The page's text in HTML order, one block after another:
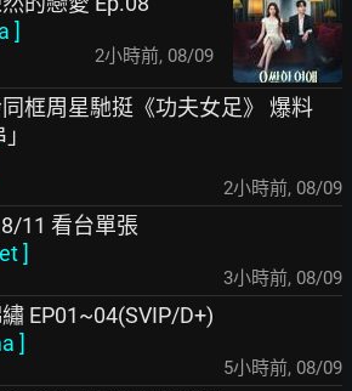
]
2小時前, 08/09
框周星馳挺《功夫女足》 爆料
2小時前, 08/09
11 看台單張
]
3小時前, 08/09
EP01~04(SVIP/D+)
]
5小時前, 08/09